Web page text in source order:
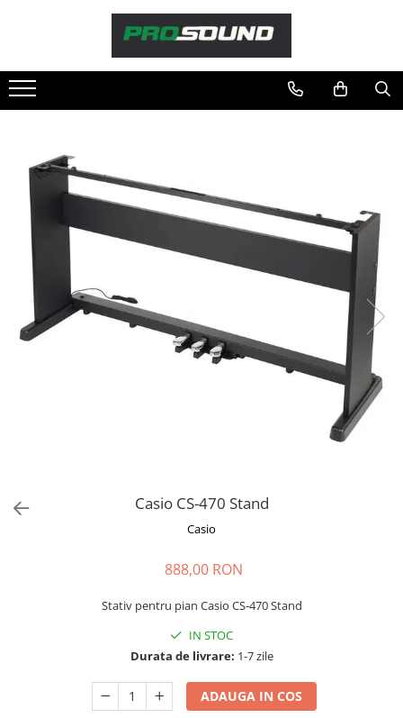
Sonorizare / PA
Adresare publica 100V
Amplificatoare Audio
Boxe Audio
Ecrane de difuzie
Mixere audio
Monitorizare In-Ear
Pickup-uri, platane & accesorii
Playere si Recordere
Accesorii de microfoane
Microfoane de masurare si
Microfoane de studio
Microfoane de Suprafata
Microfoane de voce si live
Casio CS-470 Stand
Casio
888,00 RON
Stativ pentru pian Casio CS-470 Stand
IN STOC
Durata de livrare: 1-7 zile
ADAUGA IN COS